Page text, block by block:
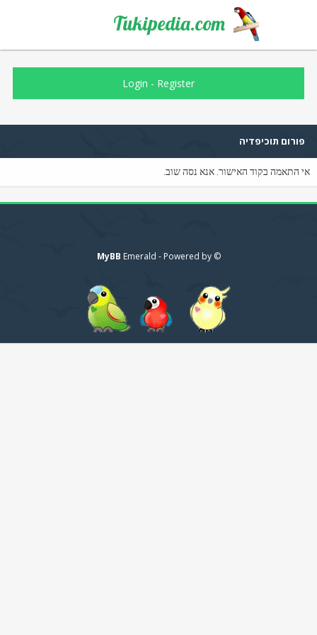
Tukipedia.com
Login - Register
פורום תוכיפדיה
אי התאמה בקוד האישור. אנא נסה שוב.
© Emerald - Powered by
MyBB